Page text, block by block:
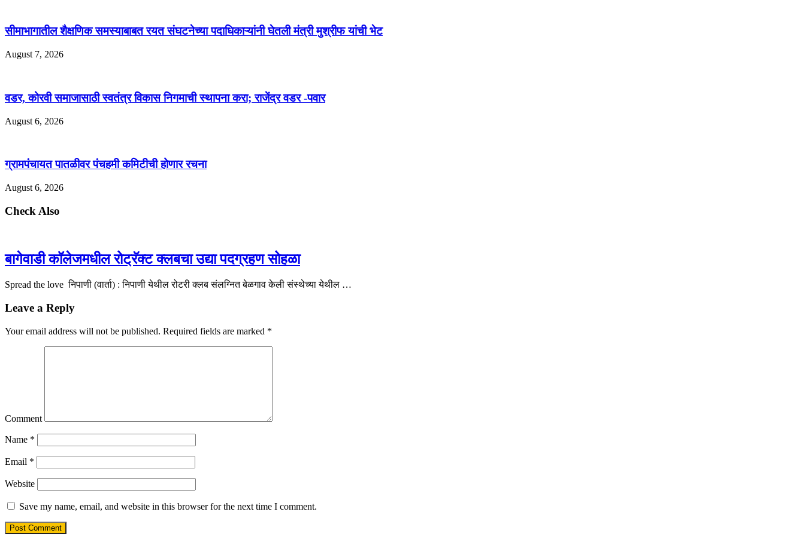
सीमाभागातील शैक्षणिक समस्याबाबत रयत संघटनेच्या पदाधिकाऱ्यांनी घेतली मंत्री मुश्रीफ यांची भेट
August 7, 2026
वडर, कोरवी समाजासाठी स्वतंत्र विकास निगमाची स्थापना करा; राजेंद्र वडर -पवार
August 6, 2026
ग्रामपंचायत पातळीवर पंचहमी कमिटीची होणार रचना
August 6, 2026
Check Also
बागेवाडी कॉलेजमधील रोट्रॅक्ट क्लबचा उद्या पदग्रहण सोहळा
Spread the love निपाणी (वार्ता) : निपाणी येथील रोटरी क्लब संलग्नित बेळगाव केली संस्थेच्या येथील …
Leave a Reply
Your email address will not be published. Required fields are marked *
Comment
Name *
Email *
Website
Save my name, email, and website in this browser for the next time I comment.